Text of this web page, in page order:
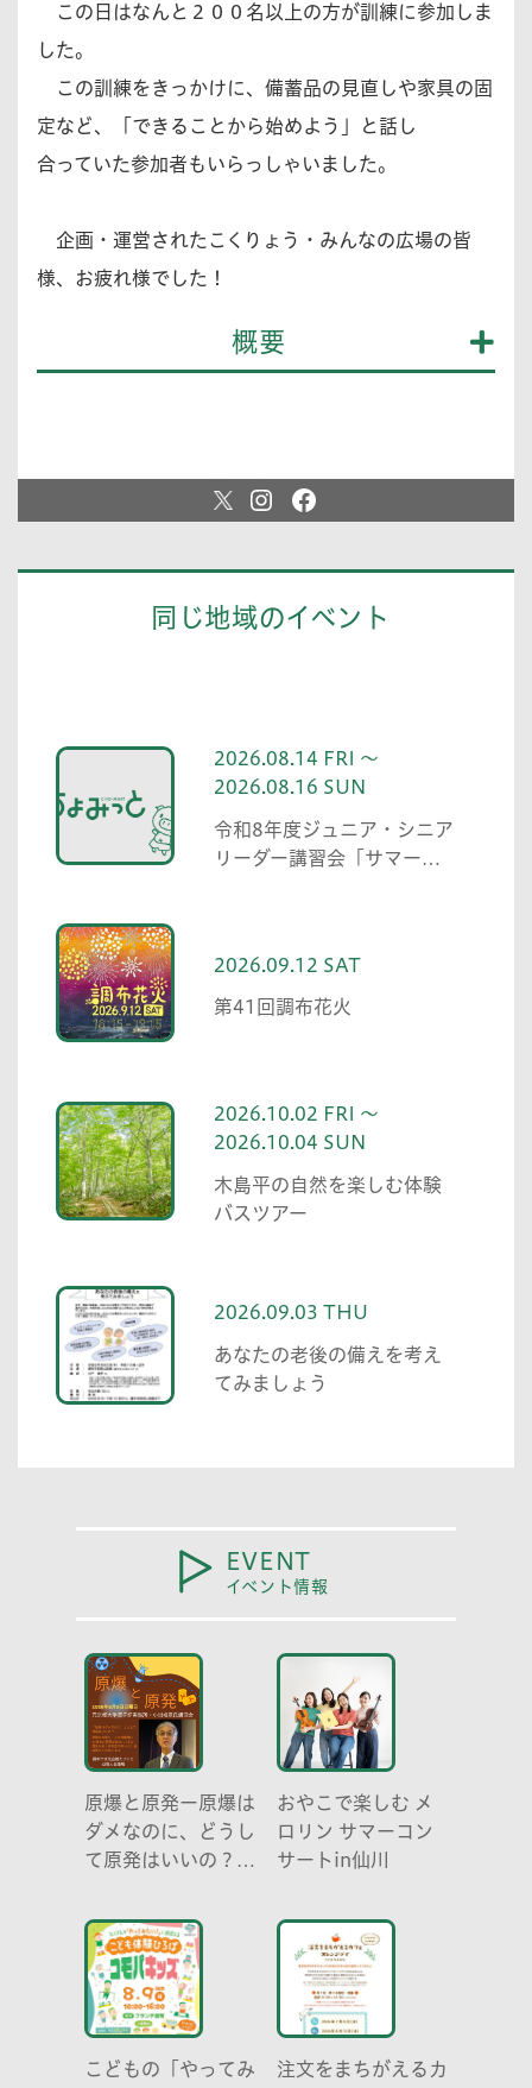
この日はなんと２００名以上の方が訓練に参加しま
した。
この訓練をきっかけに、備蓄品の見直しや家具の固
定など、「できることから始めよう」と話し
合っていた参加者もいらっしゃいました。
企画・運営されたこくりょう・みんなの広場の皆
様、お疲れ様でした！
概要
同じ地域のイベント
2026.08.14 FRI ～
2026.08.16 SUN
令和8年度ジュニア・シニア
リーダー講習会「サマーキ
2026.09.12 SAT
第41回調布花火
2026.10.02 FRI ～
2026.10.04 SUN
木島平の自然を楽しむ体験
バスツアー
2026.09.03 THU
あなたの老後の備えを考え
てみましょう
EVENT
イベント情報
原爆と原発ー原爆は
ダメなのに、どうし
て原発はいいの？
験所・小出裕章氏講
演会
おやこで楽しむ メ
ロリン サマーコン
サートin仙川
こどもの「やってみ
注文をまちがえるカ